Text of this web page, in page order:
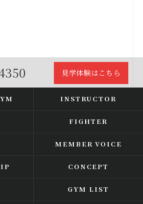
見学体験はこちら
INSTRUCTOR
FIGHTER
MEMBER VOICE
CONCEPT
GYM LIST